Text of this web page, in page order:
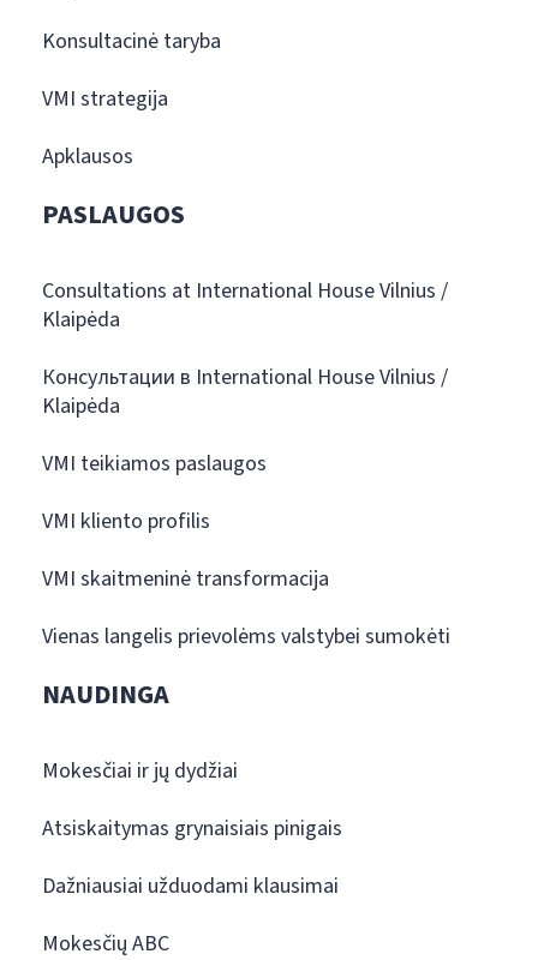
Konsultacinė taryba
VMI strategija
Apklausos
PASLAUGOS
Consultations at International House Vilnius /
Klaipėda
Консультации в International House Vilnius /
Klaipėda
VMI teikiamos paslaugos
VMI kliento profilis
VMI skaitmeninė transformacija
Vienas langelis prievolėms valstybei sumokėti
NAUDINGA
Mokesčiai ir jų dydžiai
Atsiskaitymas grynaisiais pinigais
Dažniausiai užduodami klausimai
Mokesčių ABC